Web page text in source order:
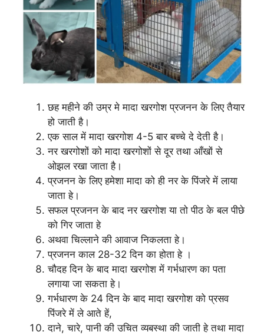
छह महीने की उम्र मे मादा खरगोश प्रजनन के लिए तैयार
हो जाती है।
एक साल में मादा खरगोश 4-5 बार बच्चे दे देती है।
नर खरगोशों को मादा खरगोशों से दूर तथा आँखों से
ओझल रखा जाता है।
प्रजनन के लिए हमेशा मादा को ही नर के पिंजरे में लाया
जाता हे।
सफल प्रजनन के बाद नर खरगोश या तो पीठ के बल पीछे
को गिर जाता हे
अथवा चिल्लाने की आवाज निकलता हे।
प्रजनन काल 28-32 दिन का होता हे ।
चौदह दिन के बाद मादा खरगोश में गर्भधारण का पता
लगाया जा सकता हे।
गर्भधारण के 24 दिन के बाद मादा खरगोश को प्रसव
पिंजरे में ले आते हें,
दाने, चारे, पानी की उचित व्यबस्था की जाती हे तथा मादा